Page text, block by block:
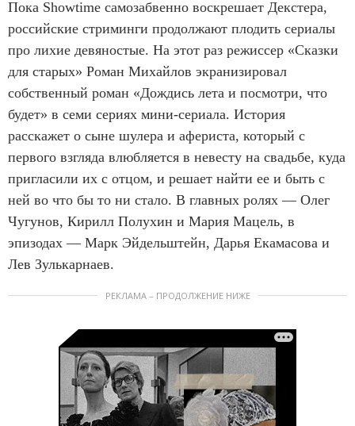
Пока Showtime самозабвенно воскрешает Декстера,
российские стриминги продолжают плодить сериалы
про лихие девяностые. На этот раз режиссер «Сказки
для старых» Роман Михайлов экранизировал
собственный роман «Дождись лета и посмотри, что
будет» в семи сериях мини-сериала. История
расскажет о сыне шулера и афериста, который с
первого взгляда влюбляется в невесту на свадьбе, куда
пригласили их с отцом, и решает найти ее и быть с
ней во что бы то ни стало. В главных ролях — Олег
Чугунов, Кирилл Полухин и Мария Мацель, в
эпизодах — Марк Эйдельштейн, Дарья Екамасова и
Лев Зулькарнаев.
РЕКЛАМА – ПРОДОЛЖЕНИЕ НИЖЕ